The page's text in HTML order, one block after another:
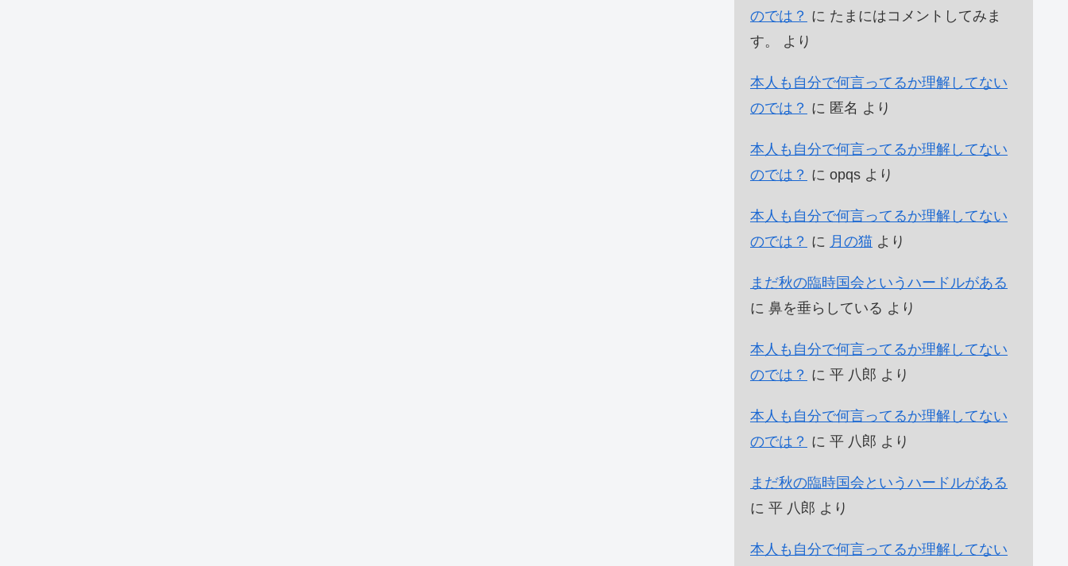
のでは？ に たまにはコメントしてみま
す。
より
本人も自分で何言ってるか理解してない
のでは？ に 匿名 より
本人も自分で何言ってるか理解してない
のでは？ に opqs より
本人も自分で何言ってるか理解してない
のでは？ に 月の猫 より
まだ秋の臨時国会というハードルがある
に 鼻を垂らしている より
本人も自分で何言ってるか理解してない
のでは？ に 平 八郎 より
本人も自分で何言ってるか理解してない
のでは？ に 平 八郎 より
まだ秋の臨時国会というハードルがある
に 平 八郎 より
本人も自分で何言ってるか理解してない